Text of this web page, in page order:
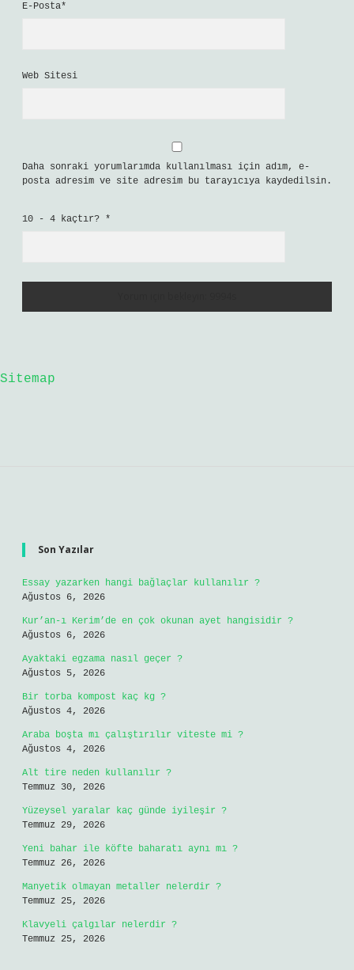
E-Posta*
Web Sitesi
Daha sonraki yorumlarımda kullanılması için adım, e-
posta adresim ve site adresim bu tarayıcıya kaydedilsin.
10 - 4 kaçtır? *
Sitemap
Son Yazılar
Essay yazarken hangi bağlaçlar kullanılır ?
Ağustos 6, 2026
Kur’an-ı Kerim’de en çok okunan ayet hangisidir ?
Ağustos 6, 2026
Ayaktaki egzama nasıl geçer ?
Ağustos 5, 2026
Bir torba kompost kaç kg ?
Ağustos 4, 2026
Araba boşta mı çalıştırılır viteste mi ?
Ağustos 4, 2026
Alt tire neden kullanılır ?
Temmuz 30, 2026
Yüzeysel yaralar kaç günde iyileşir ?
Temmuz 29, 2026
Yeni bahar ile köfte baharatı aynı mı ?
Temmuz 26, 2026
Manyetik olmayan metaller nelerdir ?
Temmuz 25, 2026
Klavyeli çalgılar nelerdir ?
Temmuz 25, 2026